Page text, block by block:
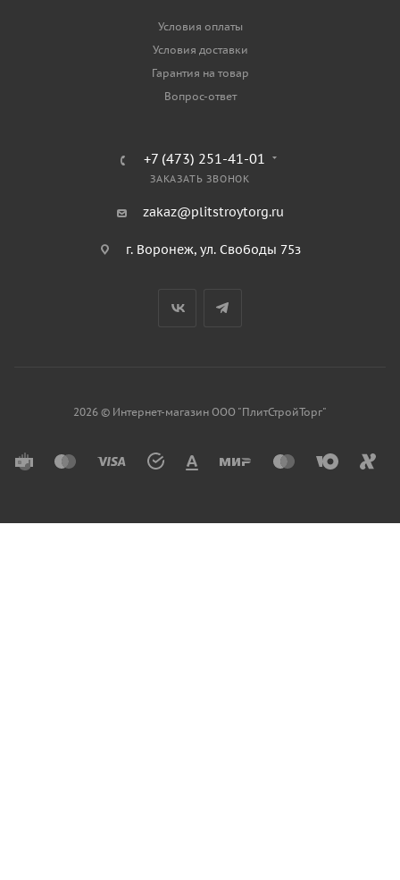
Условия оплаты
Условия доставки
Гарантия на товар
Вопрос-ответ
+7 (473) 251-41-01
ЗАКАЗАТЬ ЗВОНОК
zakaz@plitstroytorg.ru
г. Воронеж, ул. Свободы 75з
2026 © Интернет-магазин ООО "ПлитСтройТорг"